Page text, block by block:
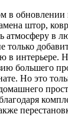
в обновлении
штор,
атмосферу в
только
в
большего
Но это